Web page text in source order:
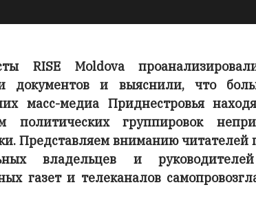
RISE Moldova
документов и выяснили, что
масс-медиа Приднестровья
политических группировок
Представляем вниманию читателей
владельцев и
газет и телеканалов